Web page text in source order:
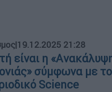
|19.12.2025 21:28
είναι η
σύμφωνα με το
Science